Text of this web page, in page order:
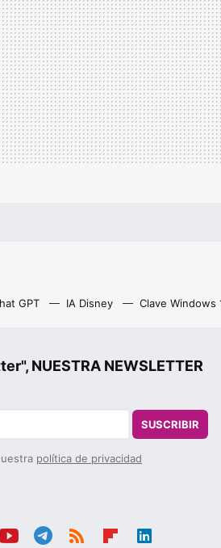
GPT IA Disney Clave Windows
NUESTRA NEWSLETTER
SUSCRIBIR
política de privacidad